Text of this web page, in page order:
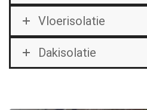
Vloerisolatie
Dakisolatie